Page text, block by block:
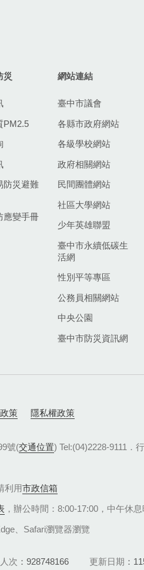
災
PM2.5
防災避難
應變手冊
網站連結
臺中市議會
各縣市政府網站
各級學校網站
政府相關網站
民間團體網站
社區大學網站
少年英雄聯盟
臺中市永續低碳生
活網
性別平等專區
公務員相關網站
中央公園
臺中市防災資訊網
策 隱私權政策
號(交通位置) Tel:(04)2228-9111．
利用市政信箱
，辦公時間：8:00-17:00，中午休
、Safari瀏覽器瀏覽
次 928748166 更新日期